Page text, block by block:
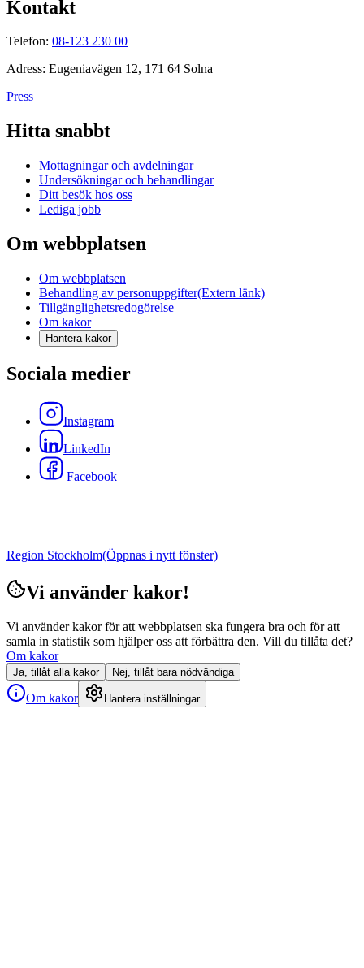
Kontakt
Telefon: 08-123 230 00
Adress: Eugeniavägen 12, 171 64 Solna
Press
Hitta snabbt
Mottagningar och avdelningar
Undersökningar och behandlingar
Ditt besök hos oss
Lediga jobb
Om webbplatsen
Om webbplatsen
Behandling av personuppgifter(Extern länk)
Tillgänglighetsredogörelse
Om kakor
Hantera kakor
Sociala medier
Instagram
LinkedIn
Facebook
Region Stockholm(Öppnas i nytt fönster)
Vi använder kakor!
Vi använder kakor för att webbplatsen ska fungera bra och för att
samla in statistik som hjälper oss att förbättra den. Vill du tillåta det?
Om kakor
Ja, tillåt alla kakor Nej, tillåt bara nödvändiga
Om kakor Hantera inställningar